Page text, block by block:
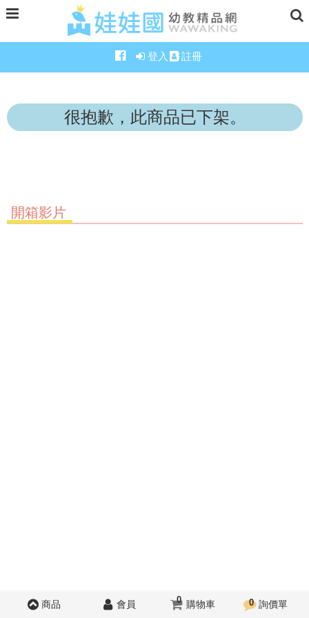
登入 註冊
很抱歉，此商品已下架。
開箱影片
商品 會員 0 購物車 0 詢價單